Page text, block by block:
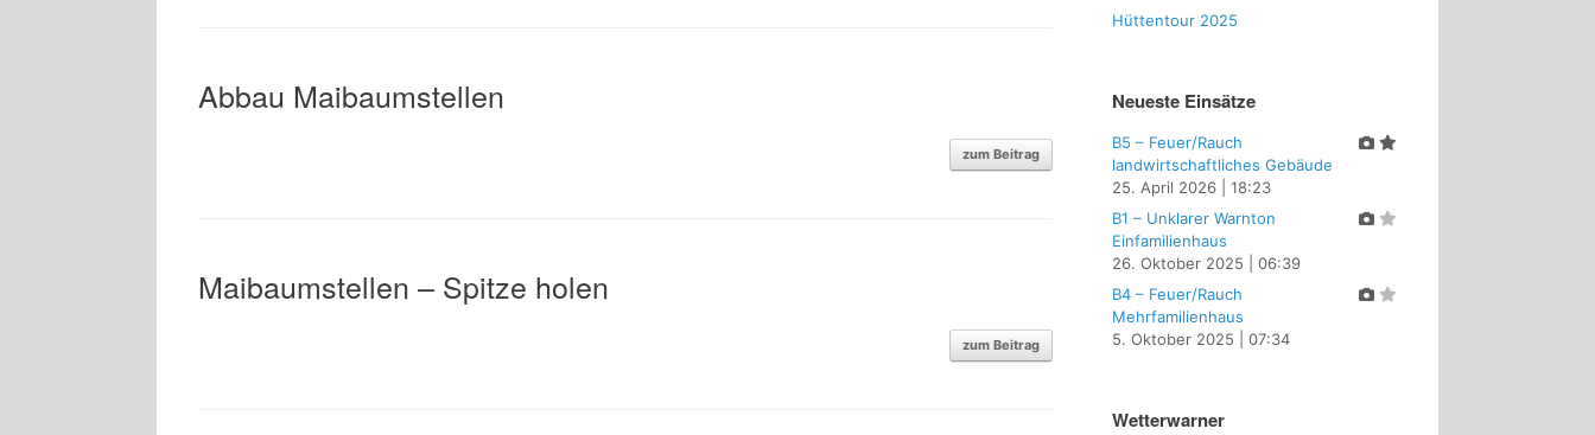
Abbau Maibaumstellen
zum Beitrag
Maibaumstellen – Spitze holen
zum Beitrag
Hüttentour 2025
Neueste Einsätze
B5 – Feuer/Rauch
landwirtschaftliches Gebäude
25. April 2026 |18:23
B1 – Unklarer Warnton
Einfamilienhaus
26. Oktober 2025 |06:39
B4 – Feuer/Rauch
Mehrfamilienhaus
5. Oktober 2025 |07:34
Wetterwarner